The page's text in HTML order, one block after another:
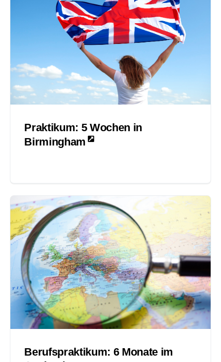
Praktikum: 5 Wochen in
Birmingham
Berufspraktikum: 6 Monate im